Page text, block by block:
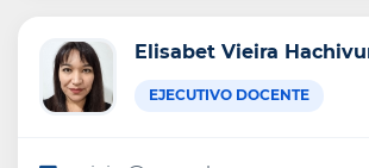
Elisabet Vieira
EJECUTIVO DOCENTE